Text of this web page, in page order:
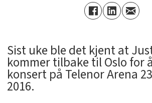
Sist uke ble det kjent at
kommer tilbake til Oslo for
konsert på Telenor Arena
2016.